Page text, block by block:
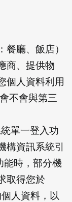
廳、飯店）
商、提供物
個人資料利用
不會與第三
單一登入功
構資訊系統引
能時，部分機
取得您於
人資料，以
確認